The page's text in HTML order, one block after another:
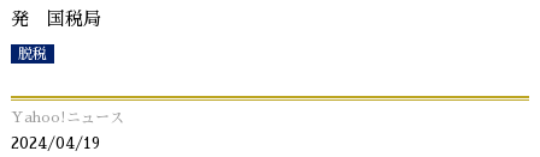
発 国税局
脱税
Yahoo!ニュース
2024/04/19